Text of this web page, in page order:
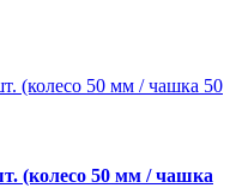
(колесо 50 мм / чашка